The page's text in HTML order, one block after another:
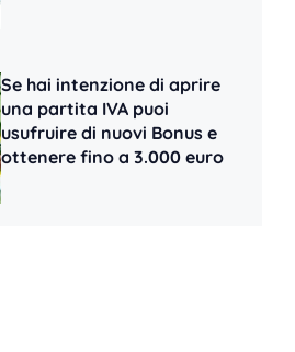
Se hai intenzione di aprire
una partita IVA puoi
usufruire di nuovi Bonus e
ottenere fino a 3.000 euro